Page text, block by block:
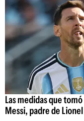
Las medidas que
Messi, padre de